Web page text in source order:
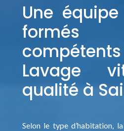
Une équipe
Lavage
qualité à
Selon le type d’habitation,